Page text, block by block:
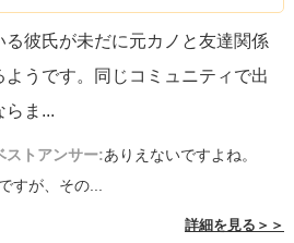
る彼氏が未だに元カノと友達関係
ようです。同じコミュニティで出
ま ...
ストアンサー:ありえないですよね。
すが、その...
詳細を見る＞＞